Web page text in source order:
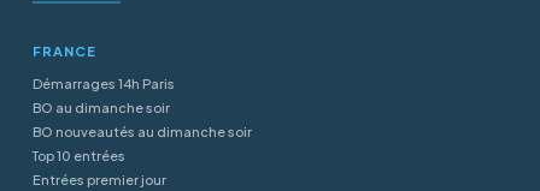
FRANCE
Démarrages 14h Paris
BO au dimanche soir
BO nouveautés au dimanche soir
Top 10 entrées
Entrées premier jour